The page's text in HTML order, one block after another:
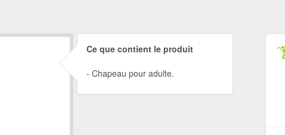
Ce que contient le produit
Chapeau pour adulte.